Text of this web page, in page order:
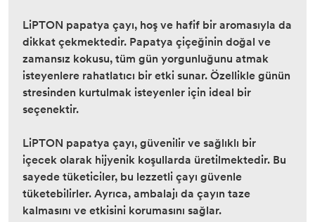
LiPTON papatya çayı, hoş ve hafif bir aromasıyla da
dikkat çekmektedir. Papatya çiçeğinin doğal ve
zamansız kokusu, tüm gün yorgunluğunu atmak
isteyenlere rahatlatıcı bir etki sunar. Özellikle günün
stresinden kurtulmak isteyenler için ideal bir
seçenektir.
LiPTON papatya çayı, güvenilir ve sağlıklı bir
içecek olarak hijyenik koşullarda üretilmektedir. Bu
sayede tüketiciler, bu lezzetli çayı güvenle
tüketebilirler. Ayrıca, ambalajı da çayın taze
kalmasını ve etkisini korumasını sağlar.